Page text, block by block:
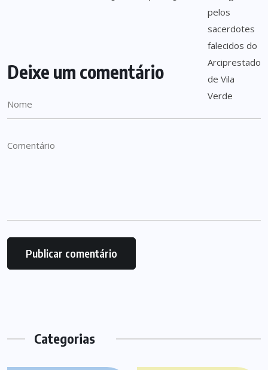
Deixe um comentário
Categorias